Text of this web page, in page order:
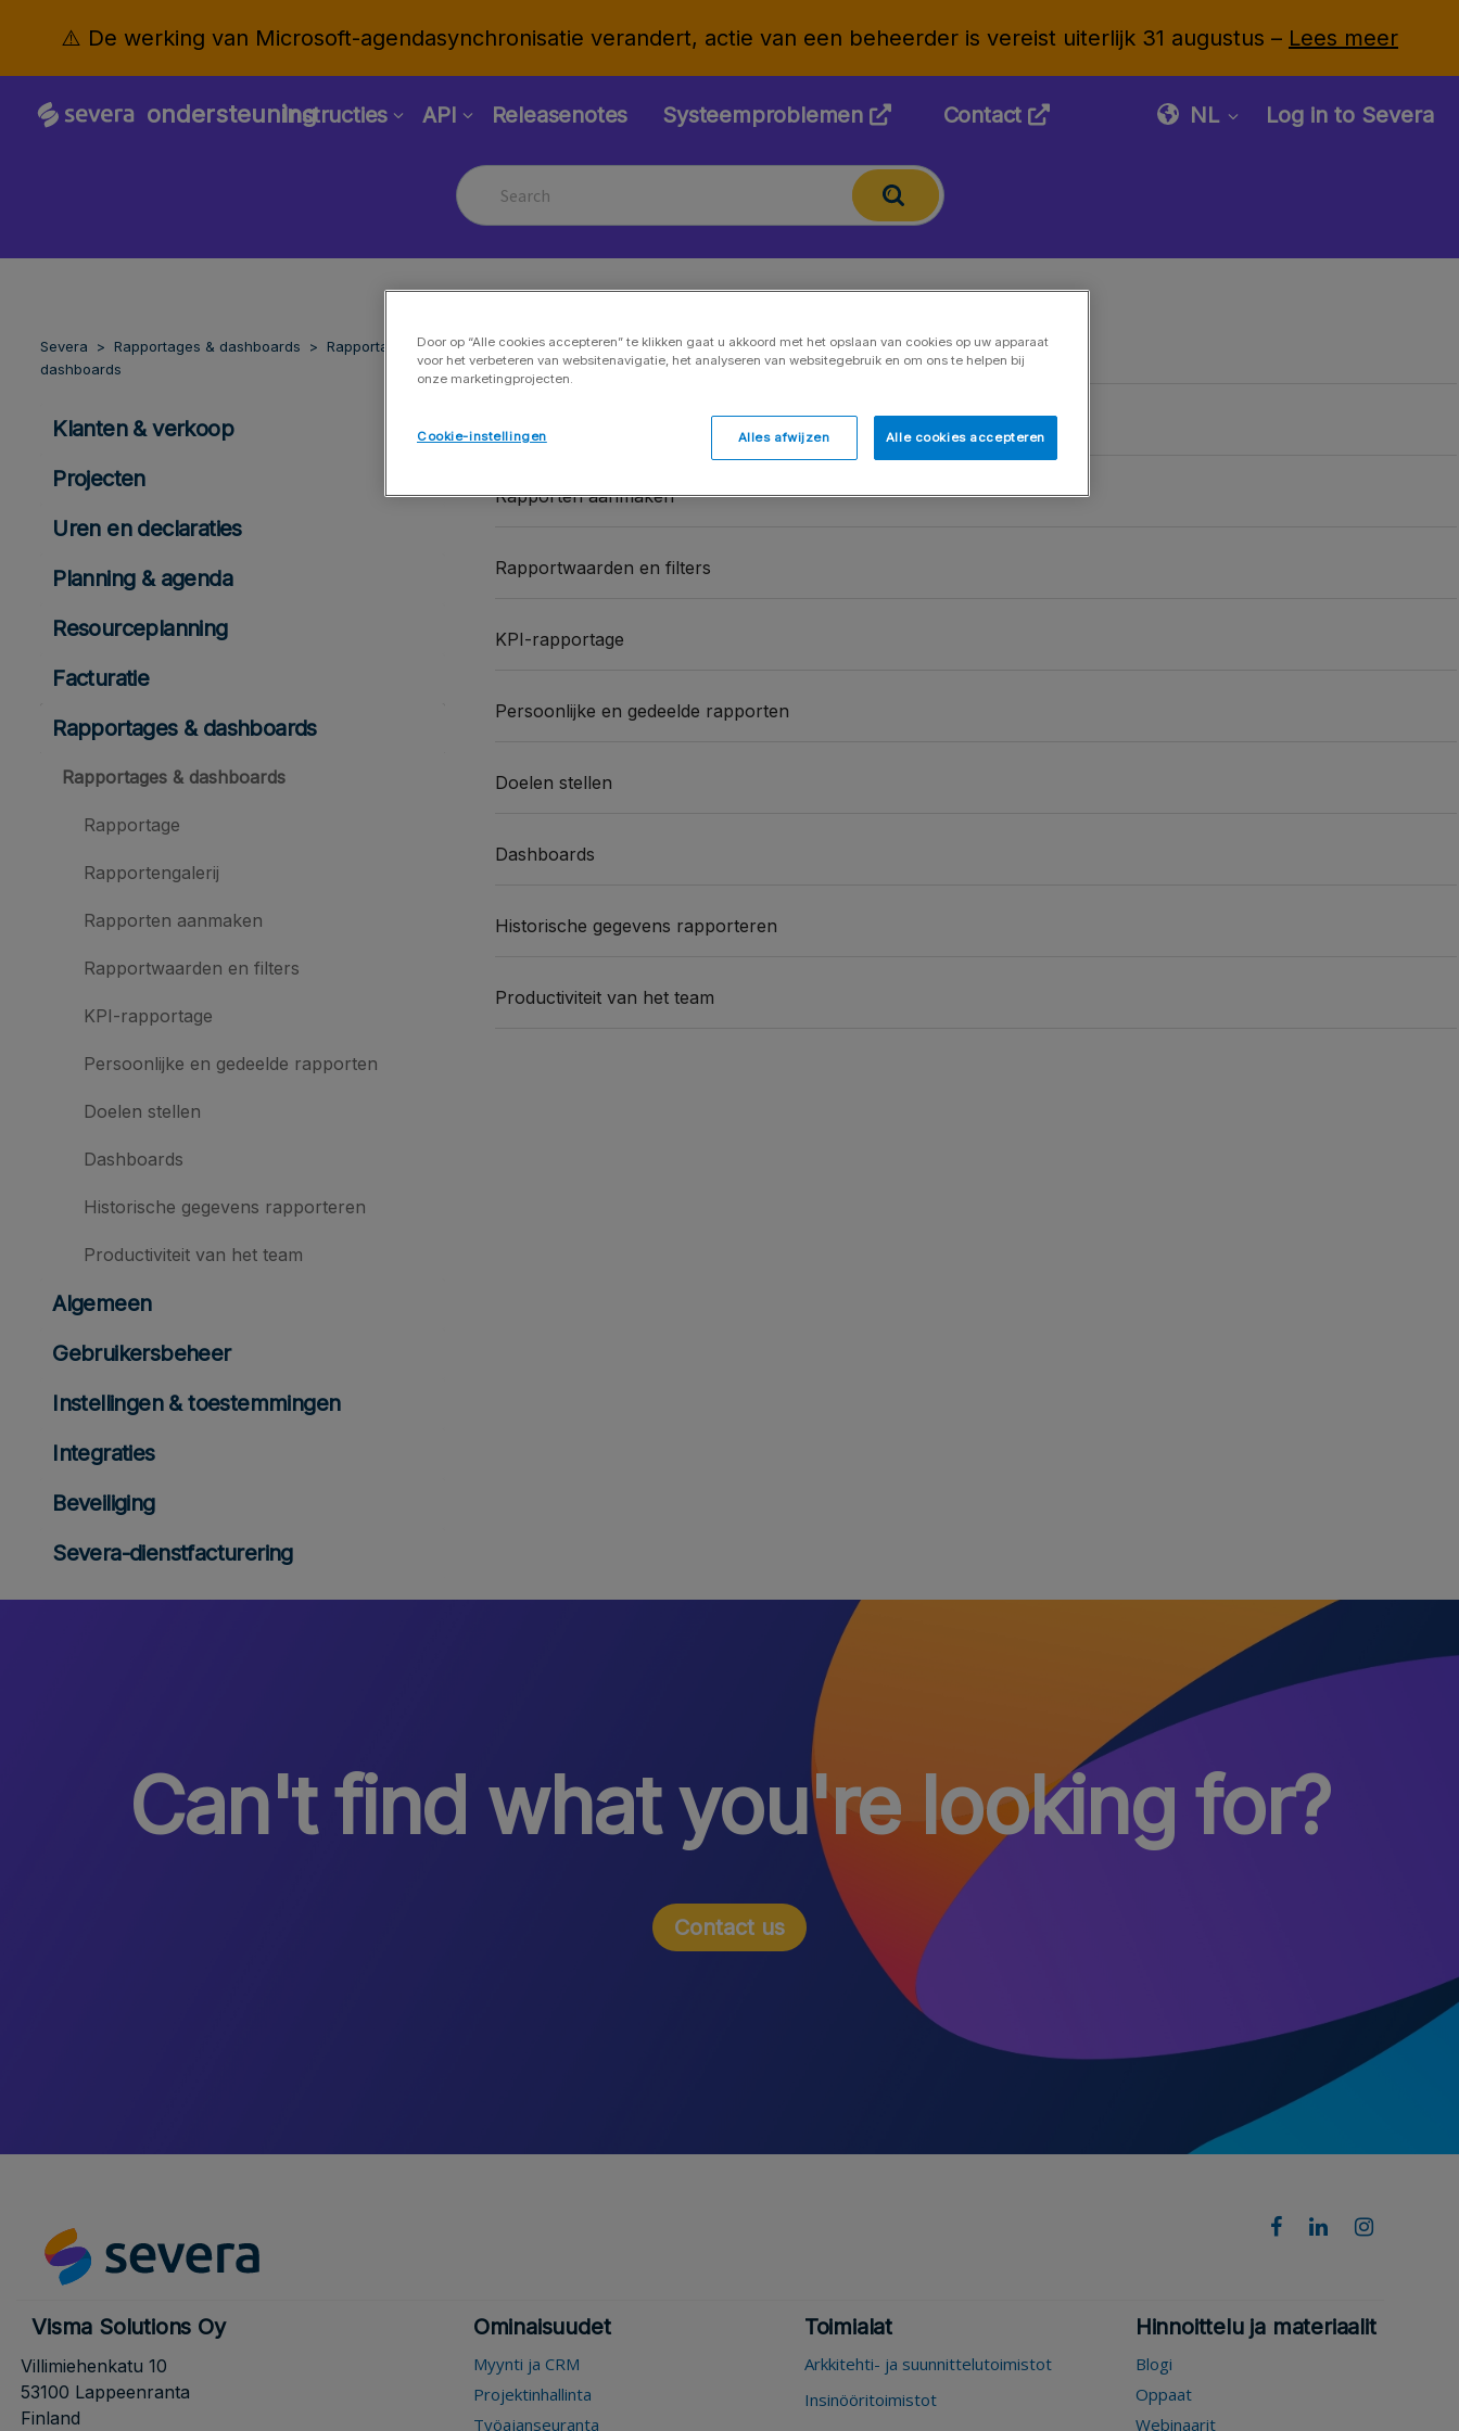
⚠️ De werking van Microsoft-agendasynchronisatie verandert, actie van een beheerder is vereist uiterlijk 31 augustus – Lees meer
ondersteuningInstructies API Releasenotes Systeemproblemen Contact NL Log in to Severa
Severa Rapportages & dashboards
Rapportages &
dashboards
Klanten & verkoop
Projecten
Uren en declaraties
Planning & agenda
Resourceplanning
Facturatie
Rapportages & dashboards
Rapportages & dashboards
Rapportage
Rapportengalerij
Rapporten aanmaken
Rapportwaarden en filters
KPI-rapportage
Persoonlijke en gedeelde rapporten
Doelen stellen
Dashboards
Historische gegevens rapporteren
Productiviteit van het team
Algemeen
Gebruikersbeheer
Instellingen & toestemmingen
Integraties
Beveiliging
Severa-dienstfacturering
Rapportage
Rapporten aanmaken
Rapportwaarden en filters
KPI-rapportage
Persoonlijke en gedeelde rapporten
Doelen stellen
Dashboards
Historische gegevens rapporteren
Productiviteit van het team
Can't find what you're looking for?
Contact us
Visma Solutions Oy
Villimiehenkatu 10
53100 Lappeenranta
Finland
Ominaisuudet
Myynti ja CRM
Projektinhallinta
Työajanseuranta
Toimialat
Arkkitehti- ja suunnittelutoimistot
Insinööritoimistot
Hinnoittelu ja materiaalit
Blogi
Oppaat
Webinaarit
Door op “Alle cookies accepteren” te klikken gaat u akkoord met het opslaan van cookies op uw apparaat
voor het verbeteren van websitenavigatie, het analyseren van websitegebruik en om ons te helpen bij
onze marketingprojecten.
Cookie-instellingen Alles afwijzen Alle cookies accepteren